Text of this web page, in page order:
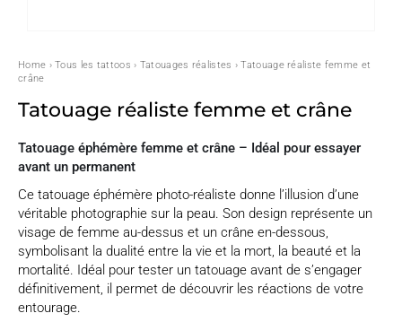
Home ›Tous les tattoos › Tatouages réalistes › Tatouage réaliste femme et
crâne
Tatouage réaliste femme et crâne
Tatouage éphémère femme et crâne – Idéal pour essayer
avant un permanent
Ce tatouage éphémère photo-réaliste donne l’illusion d’une
véritable photographie sur la peau. Son design représente un
visage de femme au-dessus et un crâne en-dessous,
symbolisant la dualité entre la vie et la mort, la beauté et la
mortalité. Idéal pour tester un tatouage avant de s’engager
définitivement, il permet de découvrir les réactions de votre
entourage.